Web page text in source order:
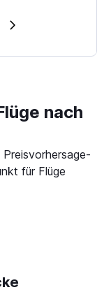
nach
für Flüge